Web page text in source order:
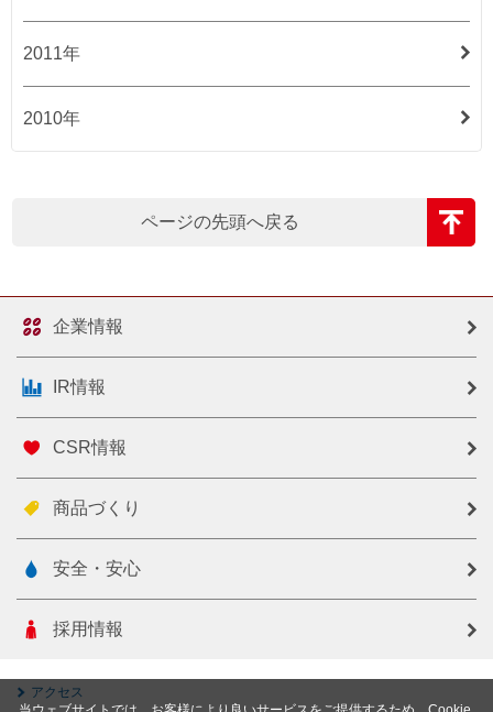
2011年
2010年
ページの先頭へ戻る
企業情報
IR情報
CSR情報
商品づくり
安全・安心
採用情報
アクセス